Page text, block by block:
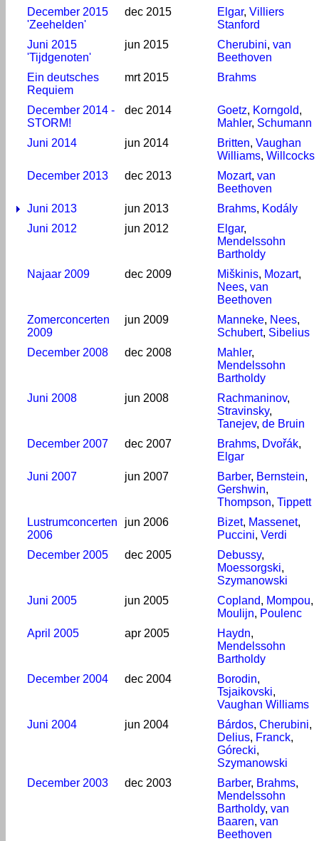
December 2015
'Zeehelden'
dec 2015 Elgar, Villiers
Stanford
Juni 2015
'Tijdgenoten'
jun 2015 Cherubini, van
Beethoven
Ein deutsches
Requiem
mrt 2015 Brahms
December 2014 -
STORM!
dec 2014 Goetz, Korngold,
Mahler, Schumann
Juni 2014
jun 2014 Britten, Vaughan
Williams, Willcocks
December 2013
dec 2013 Mozart, van
Beethoven
Juni 2013
jun 2013 Brahms, Kodály
Juni 2012
jun 2012 Elgar,
Mendelssohn
Bartholdy
Najaar 2009
dec 2009 Miškinis, Mozart,
Nees, van
Beethoven
Zomerconcerten
2009
jun 2009 Manneke, Nees,
Schubert, Sibelius
December 2008
dec 2008 Mahler,
Mendelssohn
Bartholdy
Juni 2008
jun 2008 Rachmaninov,
Stravinsky,
Tanejev, de Bruin
December 2007
dec 2007 Brahms, Dvořák,
Elgar
Juni 2007
jun 2007 Barber, Bernstein,
Gershwin,
Thompson, Tippett
Lustrumconcerten
2006
jun 2006 Bizet, Massenet,
Puccini, Verdi
December 2005
dec 2005 Debussy,
Moessorgski,
Szymanowski
Juni 2005
jun 2005 Copland, Mompou,
Moulijn, Poulenc
April 2005
apr 2005 Haydn,
Mendelssohn
Bartholdy
December 2004
dec 2004 Borodin,
Tsjaikovski,
Vaughan Williams
Juni 2004
jun 2004 Bárdos, Cherubini,
Delius, Franck,
Górecki,
Szymanowski
December 2003
dec 2003 Barber, Brahms,
Mendelssohn
Bartholdy, van
Baaren, van
Beethoven